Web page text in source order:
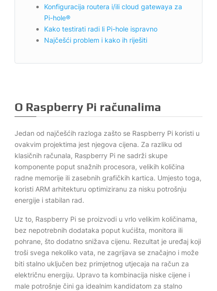
Konfiguracija routera i/ili cloud gatewaya za
Pi-hole®
Kako testirati radi li Pi-hole ispravno
Najčešći problem i kako ih riješiti
O Raspberry Pi računalima
Jedan od najčešćih razloga zašto se Raspberry Pi koristi u
ovakvim projektima jest njegova cijena. Za razliku od
klasičnih računala, Raspberry Pi ne sadrži skupe
komponente poput snažnih procesora, velikih količina
radne memorije ili zasebnih grafičkih kartica. Umjesto toga,
koristi ARM arhitekturu optimiziranu za nisku potrošnju
energije i stabilan rad.
Uz to, Raspberry Pi se proizvodi u vrlo velikim količinama,
bez nepotrebnih dodataka poput kućišta, monitora ili
pohrane, što dodatno snižava cijenu. Rezultat je uređaj koji
troši svega nekoliko vata, ne zagrijava se značajno i može
biti stalno uključen bez primjetnog utjecaja na račun za
električnu energiju. Upravo ta kombinacija niske cijene i
male potrošnje čini ga idealnim kandidatom za stalno